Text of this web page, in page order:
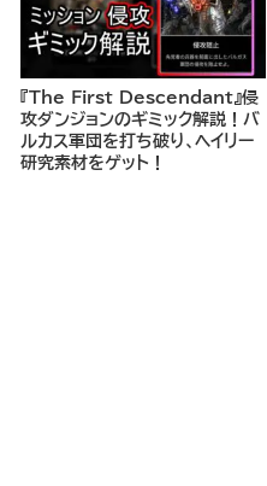
『The First Descendant』侵
攻ダンジョンのギミック解説！バ
ルカス軍団を打ち破り、ヘイリー
研究素材をゲット！